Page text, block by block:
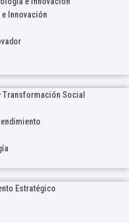
Innovación
Social
Estratégico